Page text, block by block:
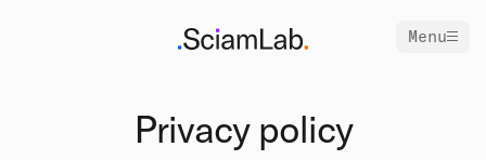
Menu
Privacy policy